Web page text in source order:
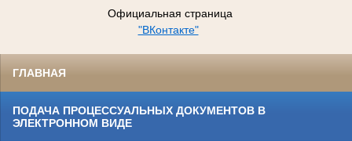
Официальная страница
"ВКонтакте"
ГЛАВНАЯ
ПОДАЧА ПРОЦЕССУАЛЬНЫХ ДОКУМЕНТОВ В
ЭЛЕКТРОННОМ ВИДЕ